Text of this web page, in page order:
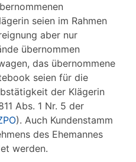
seien im Rahmen
aber nur
übernommen
das übernommene
seien für die
der Klägerin
Abs. 1 Nr. 5 der
). Auch Kundenstamm
des Ehemannes
werden.